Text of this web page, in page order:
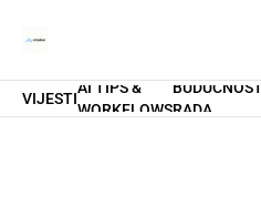
Home
VIJESTI
AI TIPS &
WORKFLOWS
BUDUĆNOST
RADA